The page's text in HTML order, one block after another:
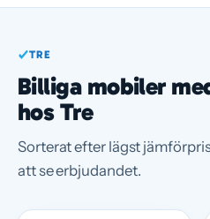
TRE
Billiga mobiler
hos Tre
Sorterat efter lägst
att se erbjudandet.